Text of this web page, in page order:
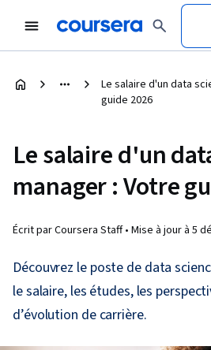
Le salaire d'un data
guide 2026
Le salaire d'un
manager : Votre
Écrit par Coursera Staff • Mise à jour à 5
Découvrez le poste de data
le salaire, les études, les
d’évolution de carrière.